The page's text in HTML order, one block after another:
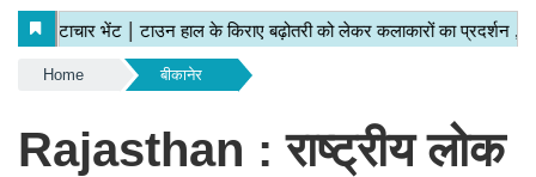
Home बीकानेर
Rajasthan : राष्ट्रीय लोक